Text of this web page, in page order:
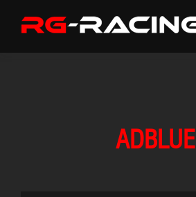
ADBLUE